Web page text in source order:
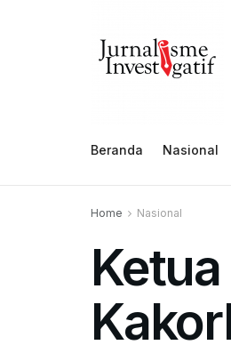
Beranda Nasional
Home Nasional